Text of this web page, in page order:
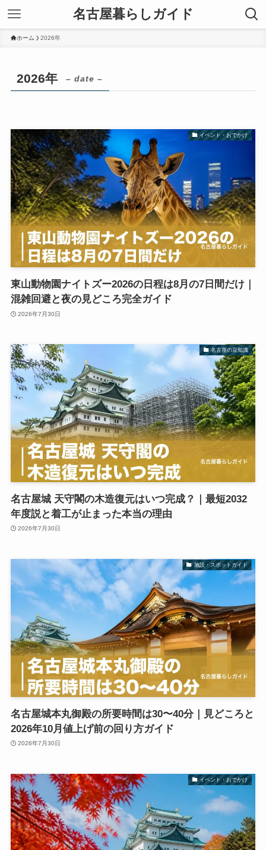
名古屋暮らしガイド
ホーム 2026年
2026年 – date –
イベント・おでかけ
東山動物園ナイトズー2026の日程は8月の7日間だけ｜
混雑回避と夜の見どころ完全ガイド
2026年7月30日
名古屋の豆知識
名古屋城 天守閣の木造復元はいつ完成？｜最短2032
年度説と着工が止まった本当の理由
2026年7月30日
施設・スポットガイド
名古屋城本丸御殿の所要時間は30〜40分｜見どころと
2026年10月値上げ前の回り方ガイド
2026年7月30日
イベント・おでかけ